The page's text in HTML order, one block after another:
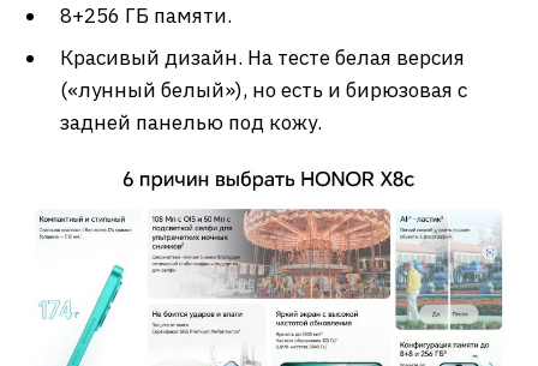
8+256 ГБ памяти.
Красивый дизайн. На тесте белая версия
(«лунный белый»), но есть и бирюзовая с
задней панелью под кожу.